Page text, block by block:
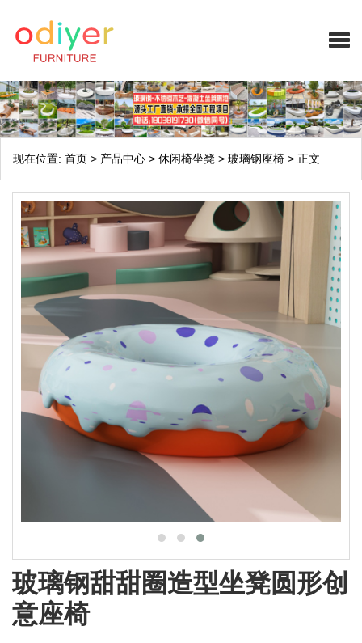
现在位置: 首页 > 产品中心 > 休闲椅坐凳 > 玻璃钢座椅 > 正文
玻璃钢甜甜圈造型坐凳圆形创
意座椅